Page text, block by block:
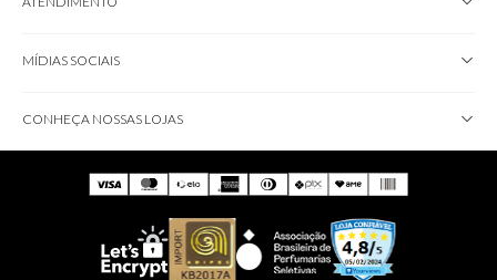
MÍDIAS SOCIAIS
CONHEÇA NOSSAS LOJAS